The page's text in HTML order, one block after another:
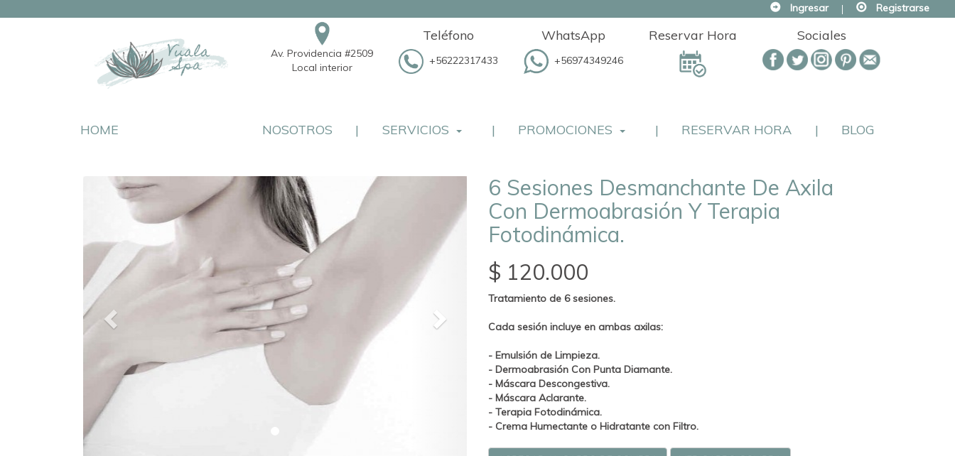
Ingresar | Registrarse
Av. Providencia #2509
Local interior
Teléfono
+56222317433
WhatsApp
+56974349246
Reservar Hora Sociales
HOME NOSOTROS | SERVICIOS | PROMOCIONES | RESERVAR HORA | BLOG
6 Sesiones Desmanchante De Axila
Con Dermoabrasión Y Terapia
Fotodinámica.
$ 120.000
Tratamiento de 6 sesiones.
Cada sesión incluye en ambas axilas:
- Emulsión de Limpieza.
- Dermoabrasión Con Punta Diamante.
- Máscara Descongestiva.
- Máscara Aclarante.
- Terapia Fotodinámica.
- Crema Humectante o Hidratante con Filtro.